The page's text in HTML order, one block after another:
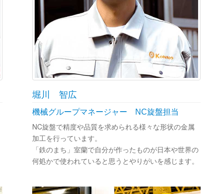
堀川 智広
機械グループマネージャー NC旋盤担当
NC旋盤で精度や品質を求められる様々な形状の金属
加工を行っています。
「鉄のまち」室蘭で自分が作ったものが日本や世界の
何処かで使われていると思うとやりがいを感じます。